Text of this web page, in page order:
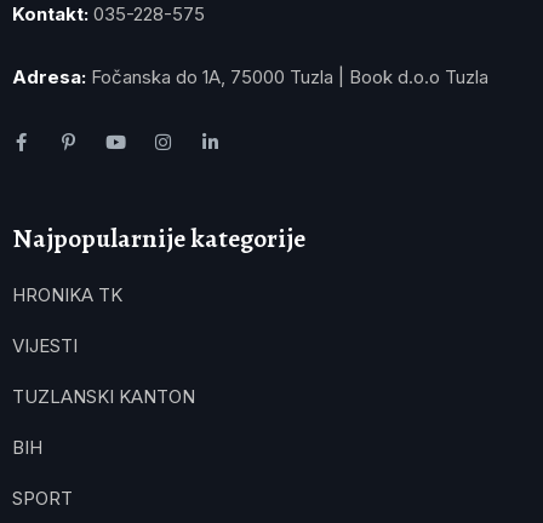
Kontakt: 035-228-575
Adresa: Fočanska do 1A, 75000 Tuzla | Book d.o.o Tuzla
Najpopularnije kategorije
HRONIKA TK
VIJESTI
TUZLANSKI KANTON
BIH
SPORT